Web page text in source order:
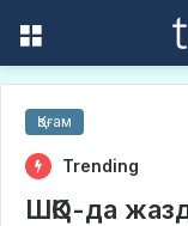
Қоғам
Trending
ШҚО-да